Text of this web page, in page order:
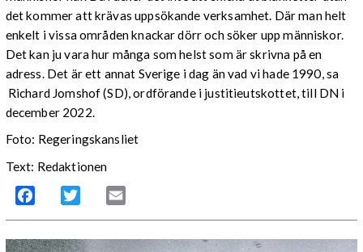
det kommer att krävas uppsökande verksamhet. Där man helt
enkelt i vissa områden knackar dörr och söker upp människor.
Det kan ju vara hur många som helst som är skrivna på en
adress. Det är ett annat Sverige i dag än vad vi hade 1990, sa
Richard Jomshof (SD), ordförande i justitieutskottet, till DN i
december 2022.
Foto: Regeringskansliet
Text: Redaktionen
Facebook Twitter